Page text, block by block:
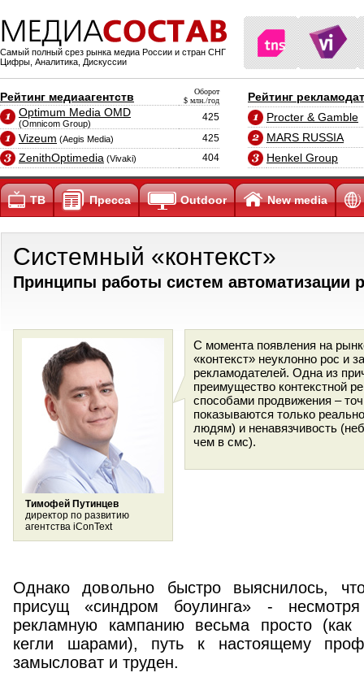
Самый полный срез рынка медиа России и стран СНГ
Цифры, Аналитика, Дискуссии
Рейтинг медиаагентств
Оборот
$ млн./год
Optimum Media OMD
(Omnicom Group)
425
Vizeum (Aegis Media) 425
ZenithOptimedia (Vivaki) 404
Рейтинг
Procter & Gamble
MARS RUSSIA
Henkel Group
ТВ Пресса Outdoor New media
Системный «контекст»
Принципы работы систем автоматизации
Тимофей Путинцев
директор по развитию
агентства iConText
С момента появления на
«контекст» неуклонно рос и
рекламодателей. Одна из
преимущество контекстной
способами продвижения –
показываются только
людям) и ненавязчивость
чем в смс).
Однако довольно быстро выяснилось,
присущ «синдром боулинга» -
рекламную кампанию весьма просто (как
кегли шарами), путь к настоящему
замысловат и труден.